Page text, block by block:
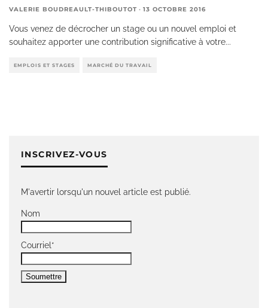
VALERIE BOUDREAULT-THIBOUTOT · 13 OCTOBRE 2016
Vous venez de décrocher un stage ou un nouvel emploi et
souhaitez apporter une contribution significative à votre...
EMPLOIS ET STAGES MARCHÉ DU TRAVAIL
INSCRIVEZ-VOUS
M'avertir lorsqu'un nouvel article est publié.
Nom
Courriel*